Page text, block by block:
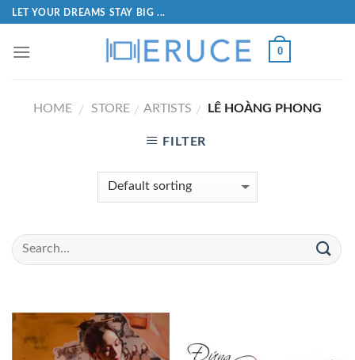
LET YOUR DREAMS STAY BIG ...
0
HOME / STORE / ARTISTS / LÊ HOÀNG PHONG
FILTER